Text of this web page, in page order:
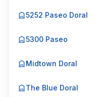
5252 Paseo Doral
5300 Paseo
Midtown Doral
The Blue Doral